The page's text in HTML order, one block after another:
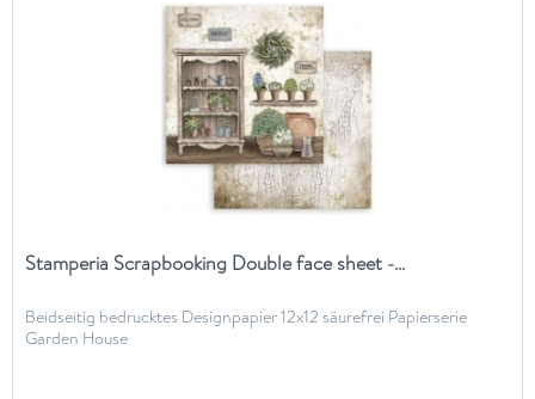
Stamperia Scrapbooking Double face sheet -...
Beidseitig bedrucktes Designpapier 12x12 säurefrei Papierserie
Garden House